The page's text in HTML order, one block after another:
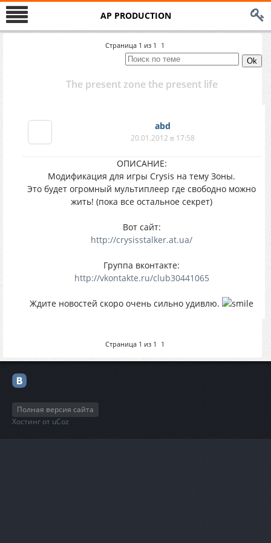
AP PRODUCTION
Страница 1 из 1 1
The present zone the present life
abd
20.01.2012 в 17:58
ОПИСАНИЕ:
Модификация для игры Crysis на тему Зоны.
Это будет огромный мультиплеер где свободно можно
жить! (пока все остальное секрет)
Вот сайт:
http://crysisstalker.at.ua/
Группа вконтакте:
http://vkontakte.ru/club30441065
Ждите новостей скоро очень сильно удивлю.
Страница 1 из 1 1
Полная версия сайта
Хостинг от uCoz